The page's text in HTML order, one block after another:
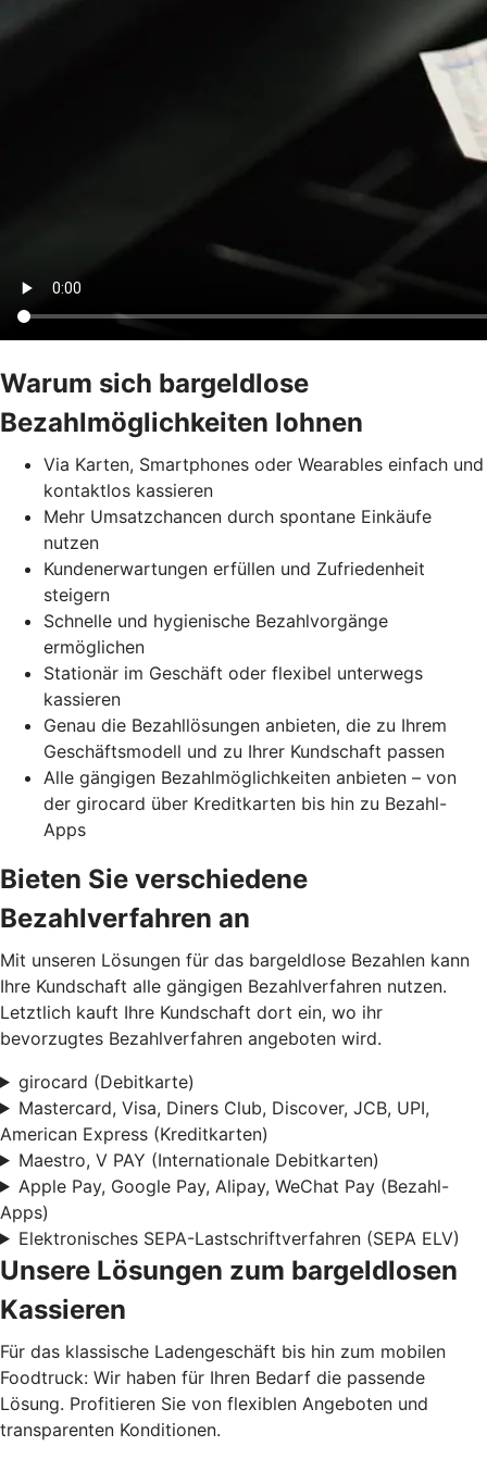
Warum sich bargeldlose
Bezahlmöglichkeiten lohnen
Via Karten, Smartphones oder Wearables einfach und
kontaktlos kassieren
Mehr Umsatzchancen durch spontane Einkäufe
nutzen
Kundenerwartungen erfüllen und Zufriedenheit
steigern
Schnelle und hygienische Bezahlvorgänge
ermöglichen
Stationär im Geschäft oder flexibel unterwegs
kassieren
Genau die Bezahllösungen anbieten, die zu Ihrem
Geschäftsmodell und zu Ihrer Kundschaft passen
Alle gängigen Bezahlmöglichkeiten anbieten – von
der girocard über Kreditkarten bis hin zu Bezahl-
Apps
Bieten Sie verschiedene
Bezahlverfahren an
Mit unseren Lösungen für das bargeldlose Bezahlen kann
Ihre Kundschaft alle gängigen Bezahlverfahren nutzen.
Letztlich kauft Ihre Kundschaft dort ein, wo ihr
bevorzugtes Bezahlverfahren angeboten wird.
girocard (Debitkarte)
Mastercard, Visa, Diners Club, Discover, JCB, UPI,
American Express (Kreditkarten)
Maestro, V PAY (Internationale Debitkarten)
Apple Pay, Google Pay, Alipay, WeChat Pay (Bezahl-
Apps)
Elektronisches SEPA-Lastschriftverfahren (SEPA ELV)
Unsere Lösungen zum bargeldlosen
Kassieren
Für das klassische Ladengeschäft bis hin zum mobilen
Foodtruck: Wir haben für Ihren Bedarf die passende
Lösung. Profitieren Sie von flexiblen Angeboten und
transparenten Konditionen.